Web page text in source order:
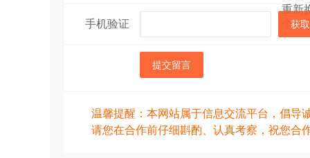
手机验证 获
提交留言
温馨提醒：本网站属于信息交流平台，倡导
请您在合作前仔细斟酌、认真考察，祝您合